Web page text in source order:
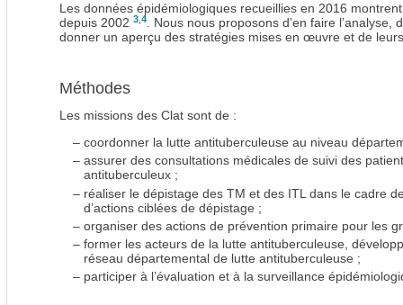
Les données épidémiologiques recueillies en 2016
depuis 2002 3 4
. Nous nous proposons d’en faire
donner un aperçu des stratégies mises en œuvre et de
Méthodes
Les missions des Clat sont de :
– coordonner la lutte antituberculeuse au niveau
– assurer des consultations médicales de suivi des
antituberculeux ;
– réaliser le dépistage des TM et des ITL dans le cadre
d’actions ciblées de dépistage ;
– organiser des actions de prévention primaire pour les
– former les acteurs de la lutte antituberculeuse,
réseau départemental de lutte antituberculeuse ;
– participer à l’évaluation et à la surveillance